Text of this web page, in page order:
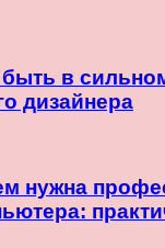
в
дизайнера
нужна